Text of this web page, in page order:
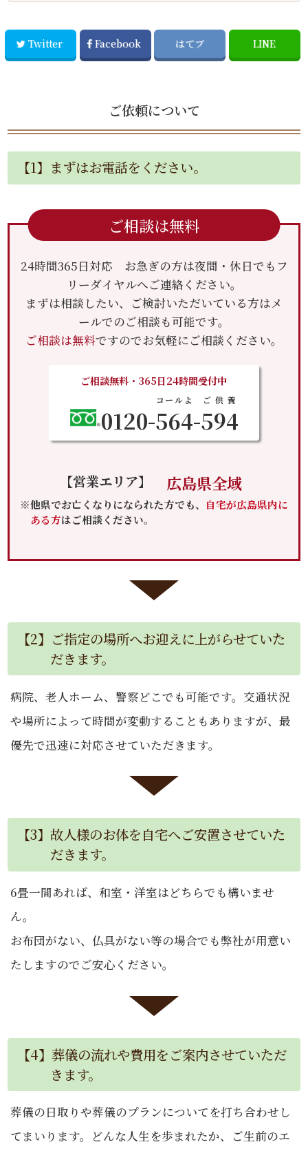
Twitter Facebook はてブ LINE
ご依頼について
【1】まずはお電話をください。
ご相談は無料
24時間365日対応 お急ぎの方は夜間・休日でもフ
リーダイヤルへご連絡ください。
まずは相談したい、ご検討いただいている方はメ
ールでのご相談も可能です。
ご相談は無料ですのでお気軽にご相談ください。
ご相談無料・365日24時間受付中
0120-564
コールよ
-594
ご供養
【営業エリア】 広島県全域
※他県でお亡くなりになられた方でも、 自宅が広島県内に
ある方はご相談ください。
【2】ご指定の場所へお迎えに上がらせていた
だきます。
病院、老人ホーム、警察どこでも可能です。交通状況
や場所によって時間が変動することもありますが、最
優先で迅速に対応させていただきます。
【3】故人様のお体を自宅へご安置させていた
だきます。
6畳一間あれば、和室・洋室はどちらでも構いませ
ん。
お布団がない、仏具がない等の場合でも弊社が用意い
たしますのでご安心ください。
【4】葬儀の流れや費用をご案内させていただ
きます。
葬儀の日取りや葬儀のプランについてを打ち合わせし
てまいります。どんな人生を歩まれたか、ご生前のエ